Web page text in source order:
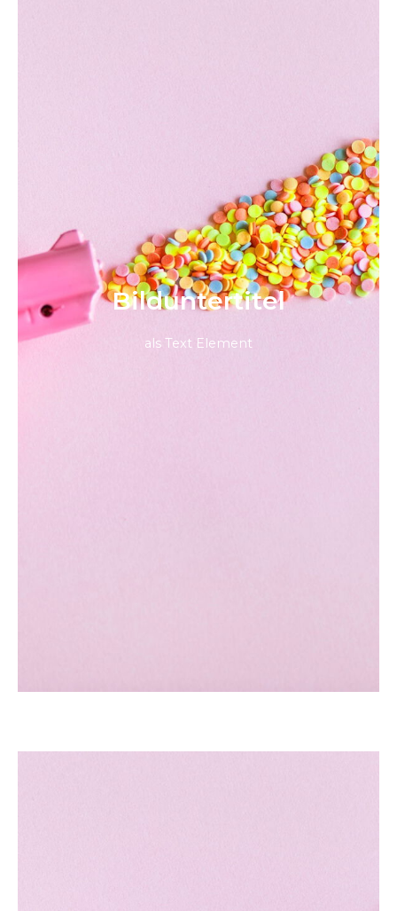
Bild­unter­titel
als Text Element